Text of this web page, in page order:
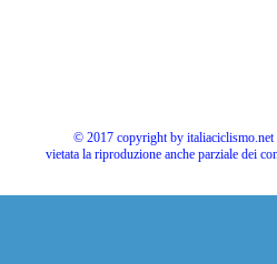
© 2017 copyright by
vietata la riproduzione anche parziale dei